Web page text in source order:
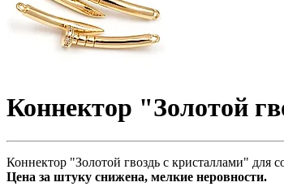
Коннектор "Золотой
Коннектор "Золотой гвоздь с кристаллами"
Цена за штуку снижена, мелкие неровности.